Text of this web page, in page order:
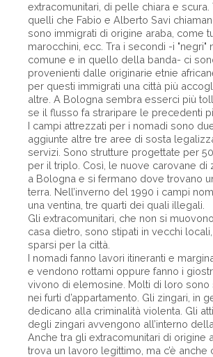
extracomunitari, di pelle chiara e scura.
quelli che Fabio e Alberto Savi
sono immigrati di origine araba, come
marocchini, ecc. Tra i secondi -i "negri"
comune e in quello della banda- ci
provenienti dalle originarie etnie
per questi immigrati una città più
altre. A Bologna sembra esserci più
se il flusso fa straripare le precedenti
I campi attrezzati per i nomadi sono
aggiunte altre tre aree di sosta
servizi. Sono strutture progettate per
per il triplo. Così, le nuove carovane di
a Bologna e si fermano dove trovano
terra. Nell’inverno del 1990 i campi
una ventina, tre quarti dei quali illegali.
Gli extracomunitari, che non si
casa dietro, sono stipati in vecchi locali,
sparsi per la città.
I nomadi fanno lavori itineranti e
e vendono rottami oppure fanno i
vivono di elemosine. Molti di loro sono
nei furti d’appartamento. Gli zingari, in
dedicano alla criminalità violenta. Gli
degli zingari avvengono all’interno
Anche tra gli extracomunitari di origine
trova un lavoro legittimo, ma c’è anche